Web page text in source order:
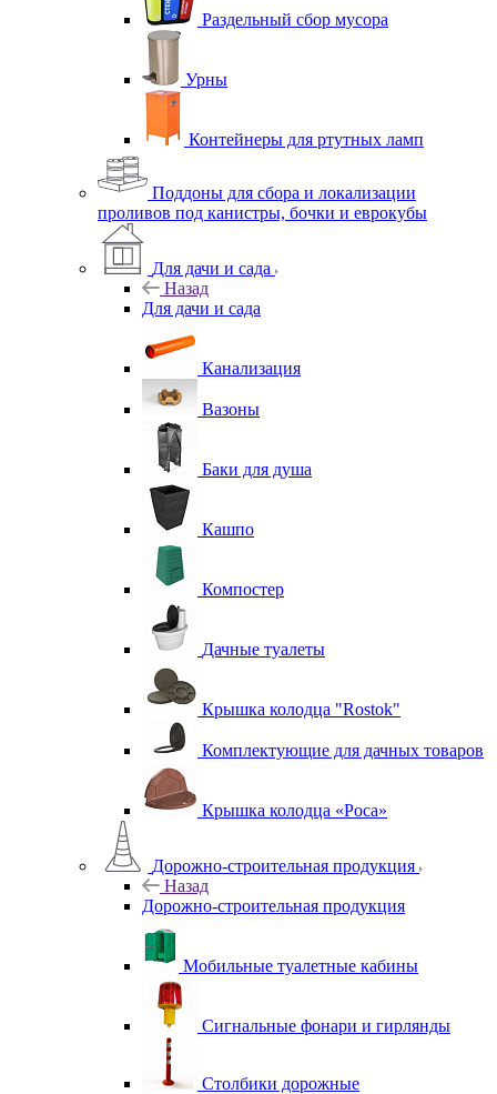
Раздельный сбор мусора
Урны
Контейнеры для ртутных ламп
Поддоны для сбора и локализации
проливов под канистры, бочки и еврокубы
Для дачи и сада
Назад
Для дачи и сада
Канализация
Вазоны
Баки для душа
Кашпо
Компостер
Дачные туалеты
Крышка колодца "Rostok"
Комплектующие для дачных товаров
Крышка колодца «Роса»
Дорожно-строительная продукция
Назад
Дорожно-строительная продукция
Мобильные туалетные кабины
Сигнальные фонари и гирлянды
Столбики дорожные